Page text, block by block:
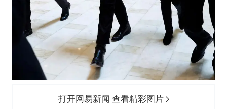
打开网易新闻 查看精彩图片